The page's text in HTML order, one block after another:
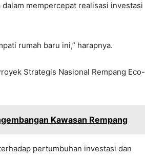
mempercepat realisasi investasi
rumah baru ini,” harapnya.
Strategis Nasional Rempang Eco-
Kawasan Rempang
pertumbuhan investasi dan